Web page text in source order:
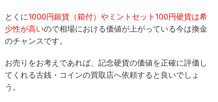
とくに1000円銀貨（箱付）やミントセット100円硬貨は希
少性が高いので相場における価値が上がっている今は換金
のチャンスです。
お売りをお考えであれば、記念硬貨の価値を正確に評価し
てくれる古銭・コインの買取店へ依頼すると良いでしょ
う。